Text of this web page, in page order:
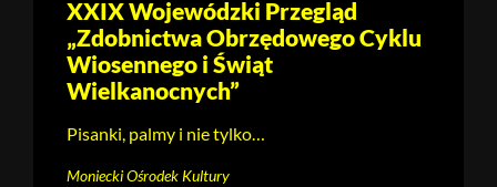
XXIX Wojewódzki Przegląd
„Zdobnictwa Obrzędowego Cyklu
Wiosennego i Świąt
Wielkanocnych”
Pisanki, palmy i nie tylko…
Moniecki Ośrodek Kultury